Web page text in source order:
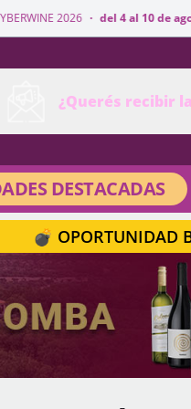
· del 4 al 10 de agosto ·
¿Querés recibir
DESTACADAS
💣 OPORTUNIDAD